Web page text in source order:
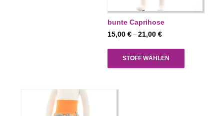
bunte Caprihose
15,00€ –21,00€Preisspanne:
21,00 €
STOFF WÄHLEN